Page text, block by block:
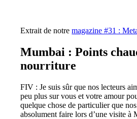
Extrait de notremagazine #31 :
Mumbai : Points
nourriture
FIV : Je suis sûr que nos lecteurs
peu plus sur vous et votre amour
quelque chose de particulier que
absolument faire lors d’une visite à